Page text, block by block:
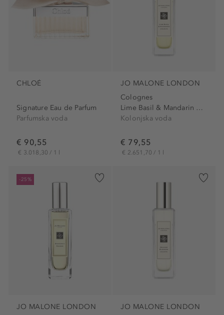
CHLOÉ
Signature Eau de Parfum
Parfumska voda
€ 90,55
€ 3.018,30 / 1 l
JO MALONE LONDON
Colognes
Lime Basil & Mandarin Cologne
Kolonjska voda
€ 79,55
€ 2.651,70 / 1 l
-25%
JO MALONE LONDON JO MALONE LONDON